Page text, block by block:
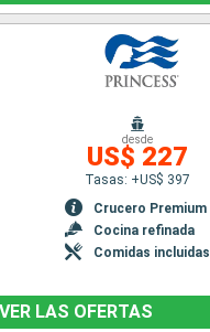
desde
US$ 227
Tasas: +US$ 397
Crucero Premium
Cocina refinada
Comidas incluidas
VER LAS OFERTAS